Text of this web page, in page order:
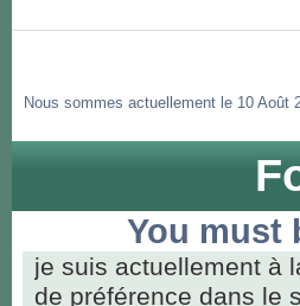
Nous sommes actuellement le 10 Août
You must
je suis actuellement à
de préférence dans le